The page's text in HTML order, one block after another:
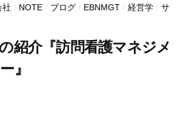
社 / NOTE / ブログ / EBNMGT / 経営学 / サ
紹介『訪問看護マネジメ
』